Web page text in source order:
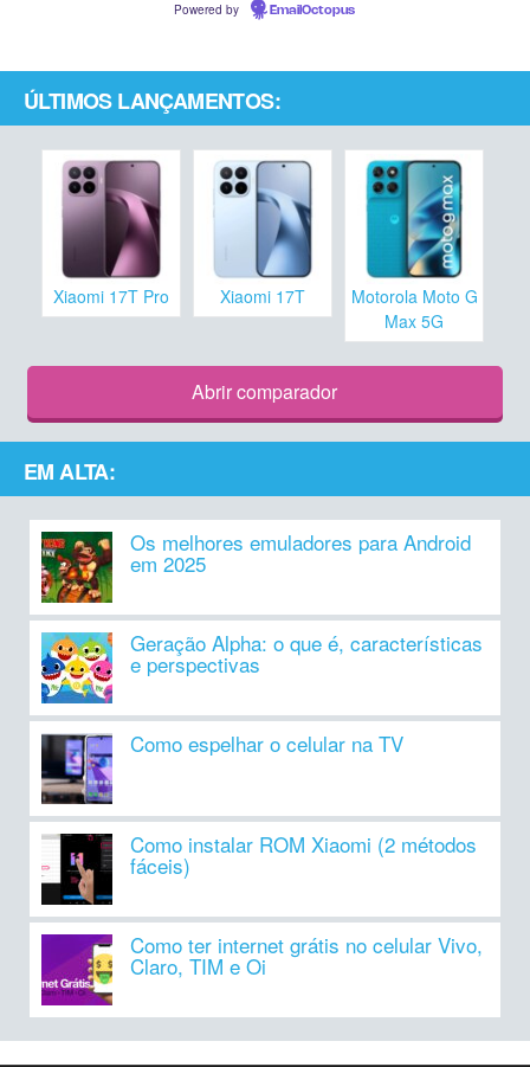
Powered by EmailOctopus
ÚLTIMOS LANÇAMENTOS:
Xiaomi 17T Pro Xiaomi 17T
Motorola Moto G
Max 5G
Abrir comparador
EM ALTA:
Os melhores emuladores para Android
em 2025
Geração Alpha: o que é, características
e perspectivas
Como espelhar o celular na TV
Como instalar ROM Xiaomi (2 métodos
fáceis)
Como ter internet grátis no celular Vivo,
Claro, TIM e Oi